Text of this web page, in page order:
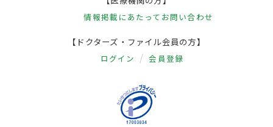
情報掲載にあたって お問い合わせ
【ドクターズ・ファイル会員の方】
ログイン 会員登録